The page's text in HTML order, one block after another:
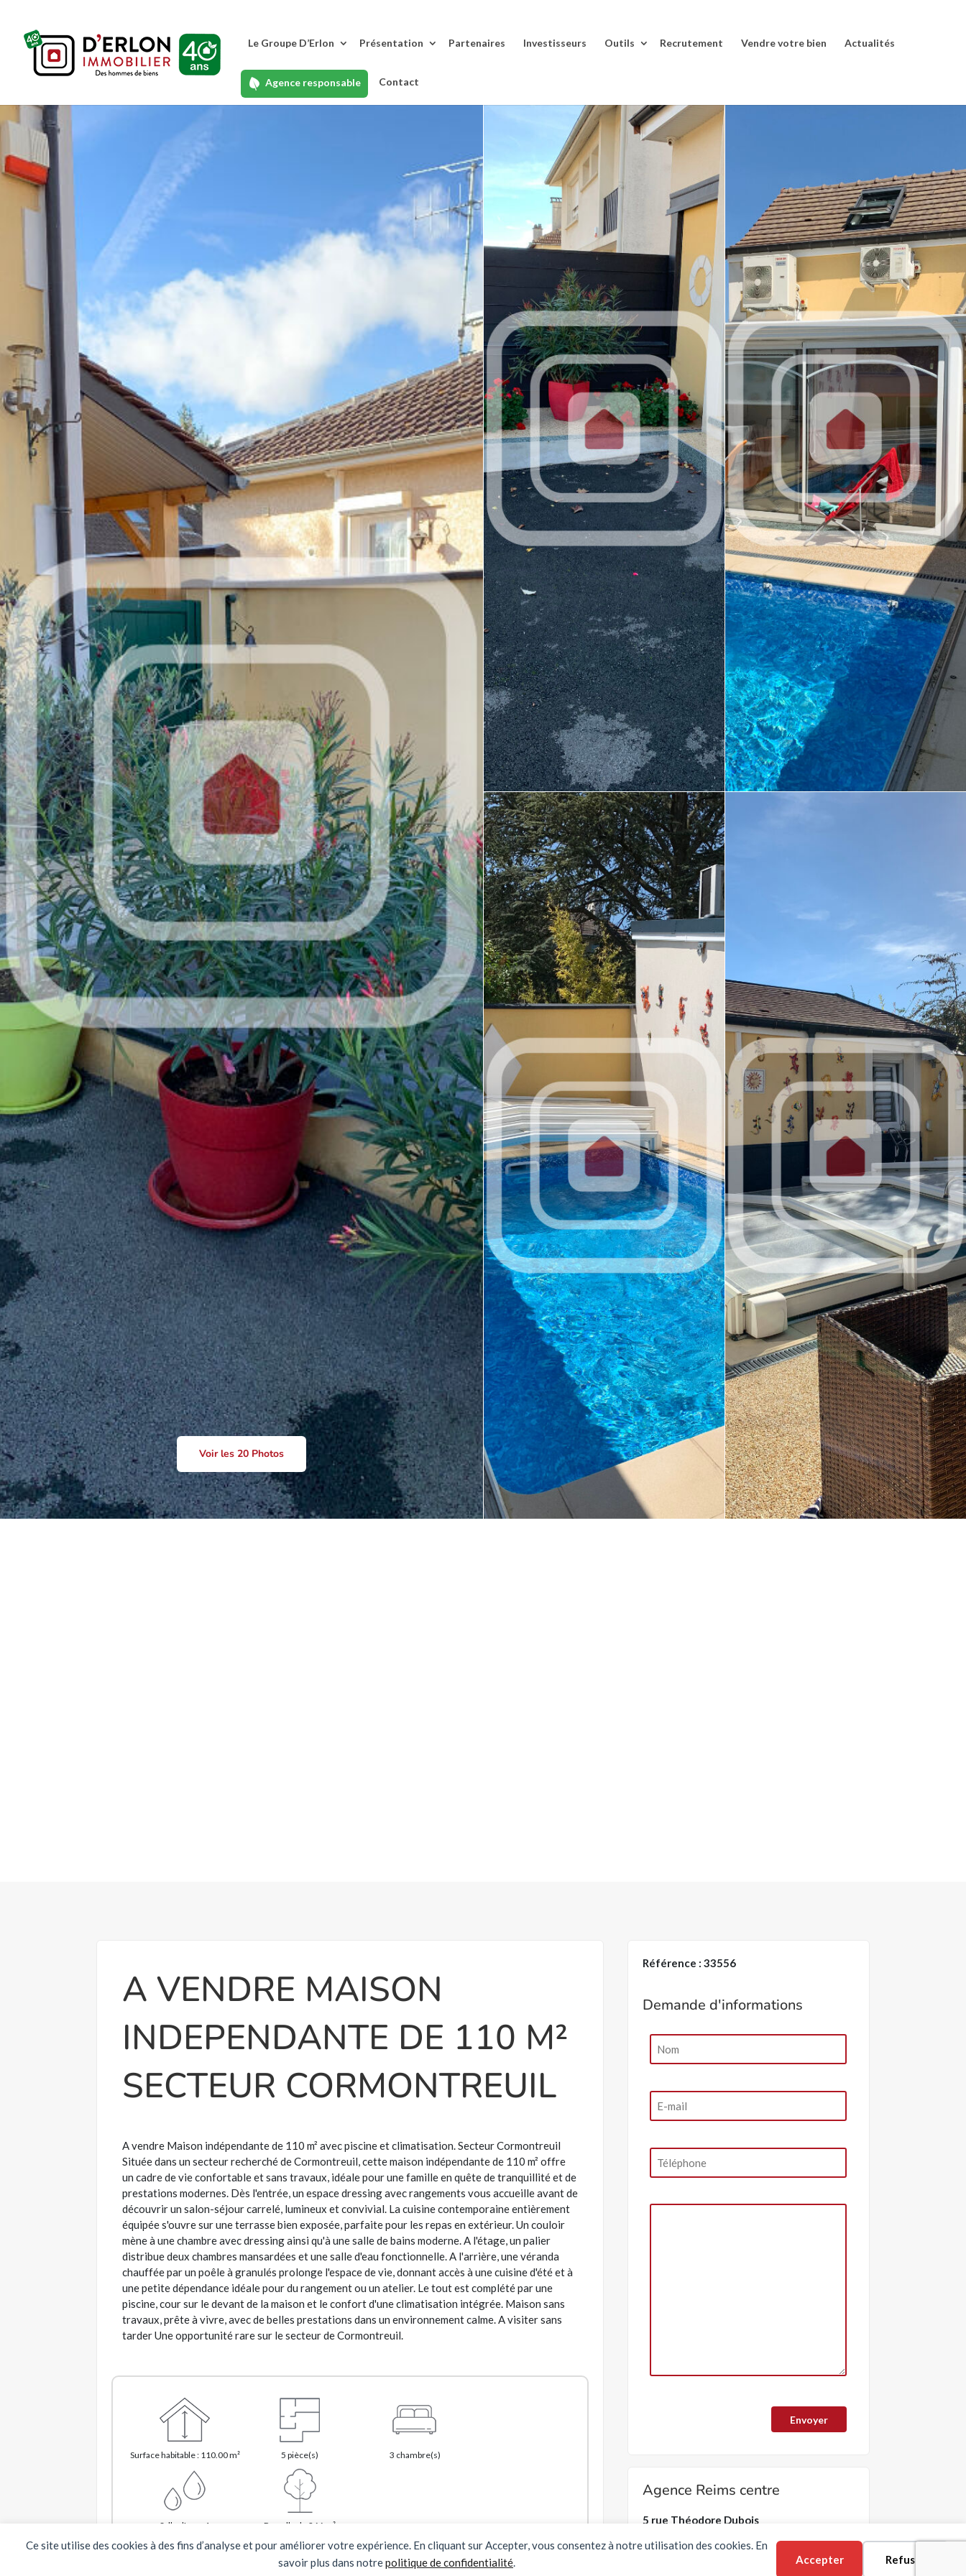
Ce site utilise des cookies à des fins d’analyse et pour améliorer votre expérience. En cliquant sur Accepter, vous consentez à notre utilisation des cookies. En
savoir plus dans notrepolitique de confidentialité. Accepter Refuser
Le Groupe D’Erlon Présentation Partenaires Investisseurs Outils Recrutement Vendre votre bien Actualités
Agence responsable Contact
Voir les 20 Photos
A VENDRE MAISON
INDEPENDANTE DE 110 M²
SECTEUR CORMONTREUIL
A vendre Maison indépendante de 110 m² avec piscine et climatisation. Secteur Cormontreuil
Située dans un secteur recherché de Cormontreuil, cette maison indépendante de 110 m² offre
un cadre de vie confortable et sans travaux, idéale pour une famille en quête de tranquillité et de
prestations modernes. Dès l'entrée, un espace dressing avec rangements vous accueille avant de
découvrir un salon-séjour carrelé, lumineux et convivial. La cuisine contemporaine entièrement
équipée s'ouvre sur une terrasse bien exposée, parfaite pour les repas en extérieur. Un couloir
mène à une chambre avec dressing ainsi qu'à une salle de bains moderne. A l'étage, un palier
distribue deux chambres mansardées et une salle d'eau fonctionnelle. A l'arrière, une véranda
chauffée par un poêle à granulés prolonge l'espace de vie, donnant accès à une cuisine d'été et à
une petite dépendance idéale pour du rangement ou un atelier. Le tout est complété par une
piscine, cour sur le devant de la maison et le confort d'une climatisation intégrée. Maison sans
travaux, prête à vivre, avec de belles prestations dans un environnement calme. A visiter sans
tarder Une opportunité rare sur le secteur de Cormontreuil.
Surface habitable : 110.00 m² 5 pièce(s) 3 chambre(s)
Salle d'eau : 1 Parcelle de 266 m²
Référence : 33556
Demande d'informations
Agence Reims centre
5 rue Théodore Dubois